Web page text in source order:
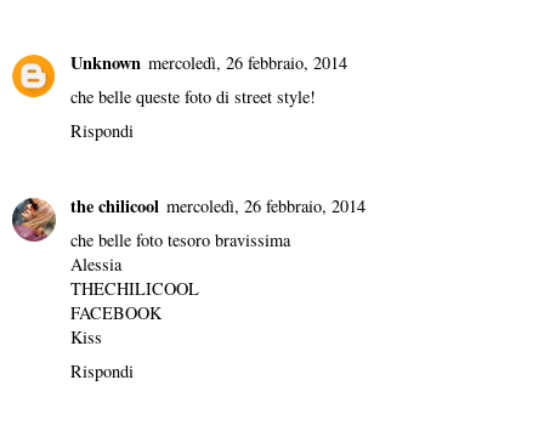
Unknown mercoledì, 26 febbraio, 2014
che belle queste foto di street style!
Rispondi
the chilicool mercoledì, 26 febbraio, 2014
che belle foto tesoro bravissima
Alessia
THECHILICOOL
FACEBOOK
Kiss
Rispondi